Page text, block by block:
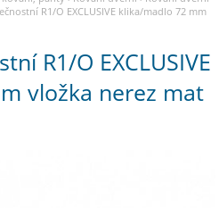
R1/O EXCLUSIVE klika/madlo 72 mm
R1/O EXCLUSIVE
vložka nerez mat